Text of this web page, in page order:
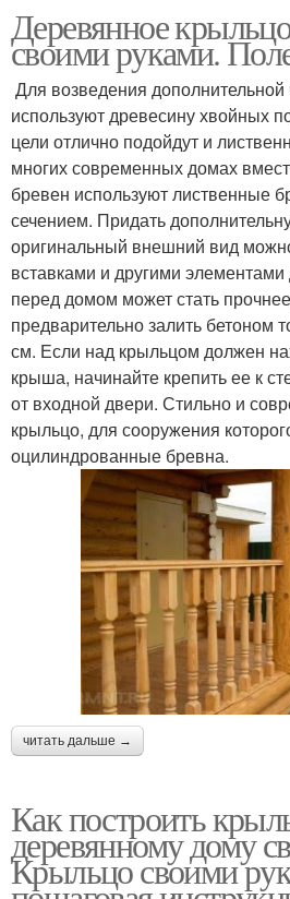
Деревянное
своими руками.
Для возведения
используют древесину хвойных
цели отлично подойдут и
многих современных домах
бревен используют лиственные
сечением. Придать
оригинальный внешний вид
вставками и другими
перед домом может стать
предварительно залить бетоном
см. Если над крыльцом должен
крыша, начинайте крепить ее к
от входной двери. Стильно и
крыльцо, для сооружения
оцилиндрованные бревна.
читать дальше →
Как построить
деревянному дому
Крыльцо своими